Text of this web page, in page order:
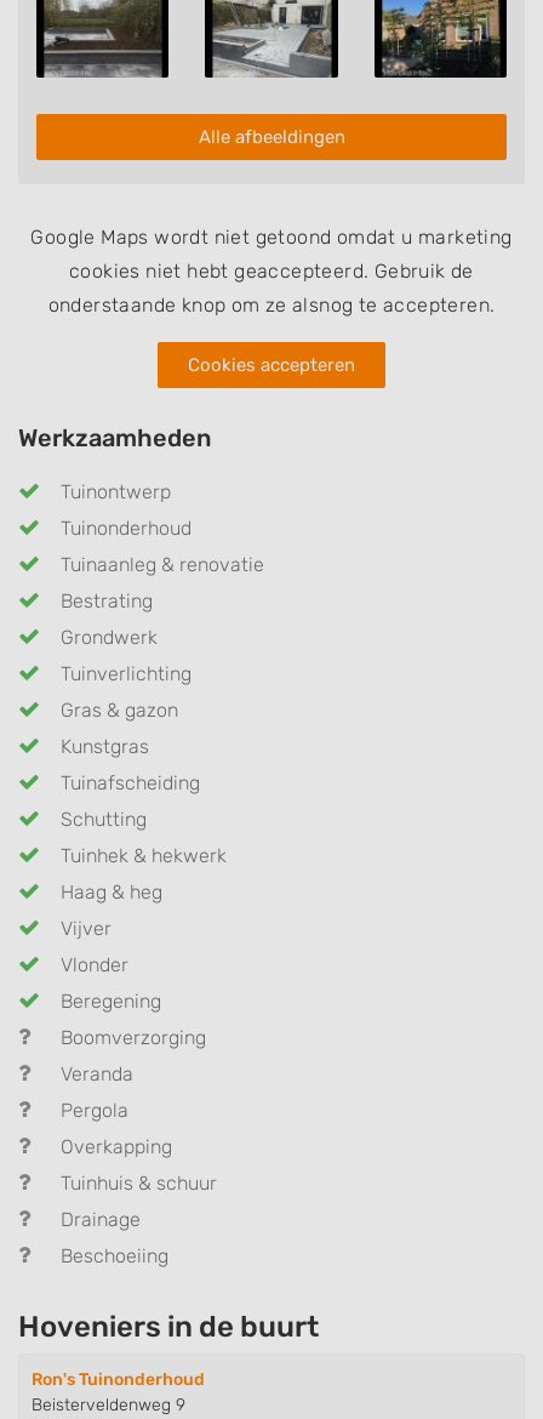
Alle afbeeldingen
Google Maps wordt niet getoond omdat u marketing
cookies niet hebt geaccepteerd. Gebruik de
onderstaande knop om ze alsnog te accepteren.
Cookies accepteren
Werkzaamheden
Tuinontwerp
Tuinonderhoud
Tuinaanleg & renovatie
Bestrating
Grondwerk
Tuinverlichting
Gras & gazon
Kunstgras
Tuinafscheiding
Schutting
Tuinhek & hekwerk
Haag & heg
Vijver
Vlonder
Beregening
Boomverzorging
Veranda
Pergola
Overkapping
Tuinhuis & schuur
Drainage
Beschoeiing
Hoveniers in de buurt
Ron's Tuinonderhoud
Beisterveldenweg 9